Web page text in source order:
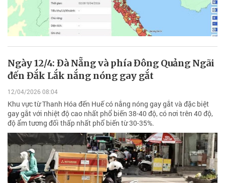
Ngày 12/4: Đà Nẵng và phía Đông Quảng Ngãi
đến Đắk Lắk nắng nóng gay gắt
12/04/2026 08:04
Khu vực từ Thanh Hóa đến Huế có nắng nóng gay gắt và đặc biệt
gay gắt với nhiệt độ cao nhất phổ biến 38-40 độ, có nơi trên 40 độ,
độ ẩm tương đối thấp nhất phổ biến từ 30-35%.